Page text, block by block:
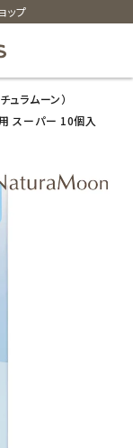
ップ
ュラムーン）
スーパー 10個入